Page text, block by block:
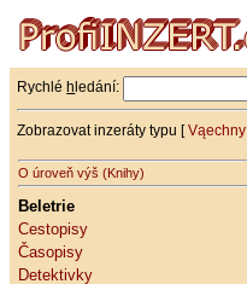
Rychlé h ledání:
Zobrazovat inzeráty typu [Vąechny
O úroveň výš (Knihy)
Beletrie
Cestopisy
Časopisy
Detektivky